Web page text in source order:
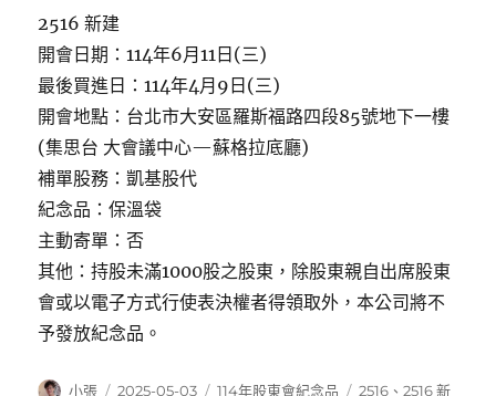
2516 新建
開會日期：114年6月11日(三)
最後買進日：114年4月9日(三)
開會地點：台北市大安區羅斯福路四段85號地下一樓
(集思台 大會議中心—蘇格拉底廳)
補單股務：凱基股代
紀念品：保溫袋
主動寄單：否
其他：持股未滿1000股之股東，除股東親自出席股東
會或以電子方式行使表決權者得領取外，本公司將不
予發放紀念品。
作
小張
發
2025-05-03
分
114年股東會紀念品
標
2516 、2516 新